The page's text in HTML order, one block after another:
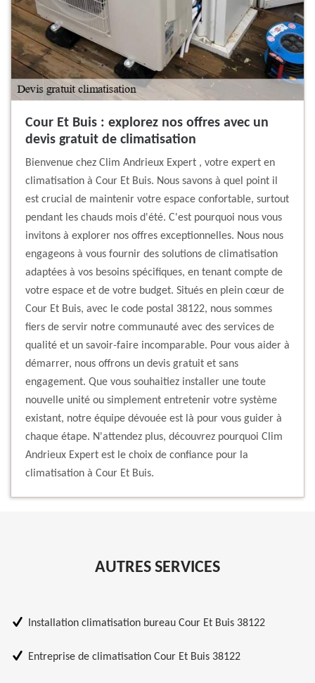
Cour Et Buis : explorez nos offres avec un
devis gratuit de climatisation
Bienvenue chez Clim Andrieux Expert , votre expert en
climatisation à Cour Et Buis. Nous savons à quel point il
est crucial de maintenir votre espace confortable, surtout
pendant les chauds mois d'été. C'est pourquoi nous vous
invitons à explorer nos offres exceptionnelles. Nous nous
engageons à vous fournir des solutions de climatisation
adaptées à vos besoins spécifiques, en tenant compte de
votre espace et de votre budget. Situés en plein cœur de
Cour Et Buis, avec le code postal 38122, nous sommes
fiers de servir notre communauté avec des services de
qualité et un savoir-faire incomparable. Pour vous aider à
démarrer, nous offrons un devis gratuit et sans
engagement. Que vous souhaitiez installer une toute
nouvelle unité ou simplement entretenir votre système
existant, notre équipe dévouée est là pour vous guider à
chaque étape. N'attendez plus, découvrez pourquoi Clim
Andrieux Expert est le choix de confiance pour la
climatisation à Cour Et Buis.
AUTRES SERVICES
Installation climatisation bureau Cour Et Buis 38122
Entreprise de climatisation Cour Et Buis 38122